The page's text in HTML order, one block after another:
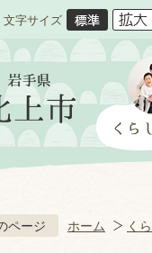
文字サイズ
ページ ホーム く